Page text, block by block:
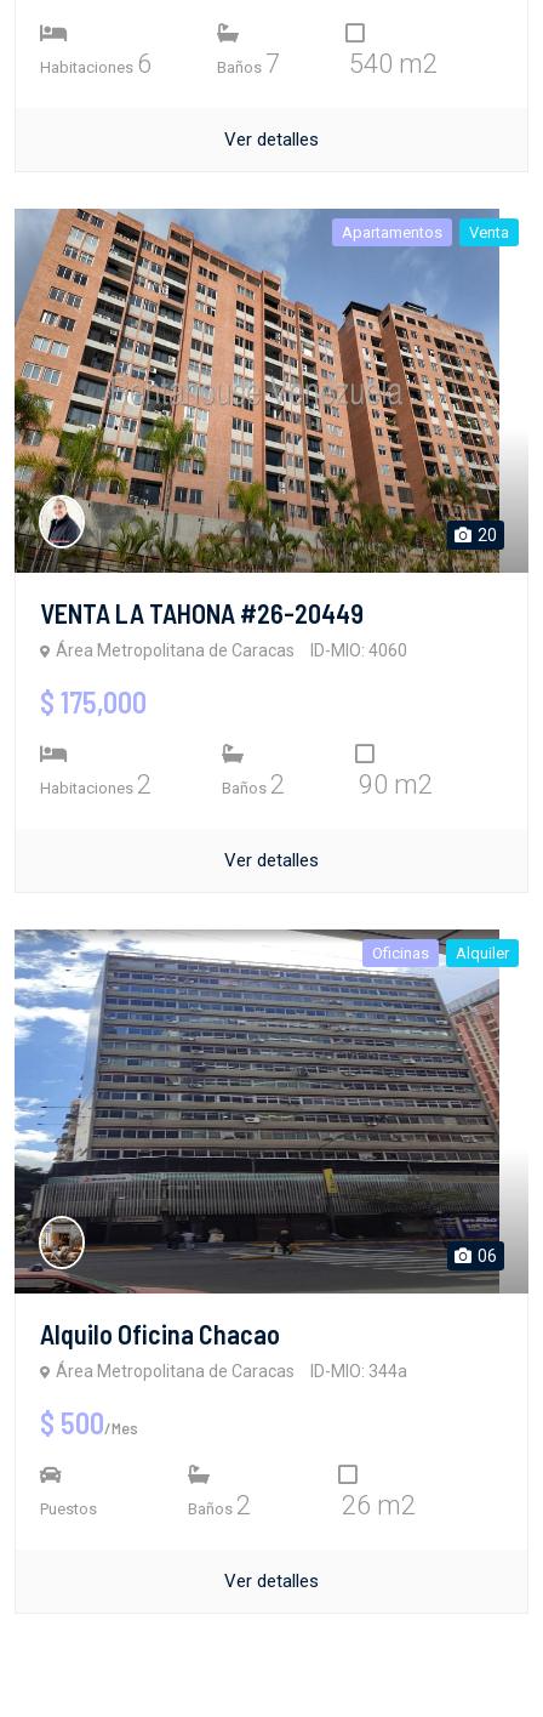
Habitaciones 6 Baños 7 540 m2
Ver detalles
Apartamentos Venta
20
VENTA LA TAHONA #26-20449
Área Metropolitana de Caracas ID-MIO: 4060
$ 175,000
Habitaciones 2 Baños 2 90 m2
Ver detalles
Oficinas Alquiler
06
Alquilo Oficina Chacao
Área Metropolitana de Caracas ID-MIO: 344a
$ 500/Mes
Puestos Baños 2 26 m2
Ver detalles